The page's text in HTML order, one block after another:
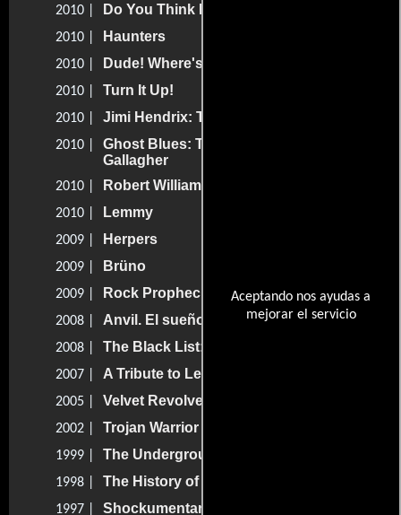
Aceptando nos ayudas a
mejorar el servicio
2010 | Do You Think I'm a Joke?
2010 | Haunters
2010 | Dude! Where's My Music?
2010 | Turn It Up!
2010 | Jimi Hendrix: The Guitar Hero
2010 |
Ghost Blues: The Story of Rory
Gallagher
2010 | Robert Williams Mr. Bitchin'
2010 | Lemmy
2009 | Herpers
2009 | Brüno
2009 | Rock Prophecies
2008 | Anvil. El sueño de una banda de rock
2008 | The Black List: Volume One
2007 | A Tribute to Les Paul
2005 | Velvet Revolver: Live in Houston
2002 | Trojan Warrior
1999 | The Underground Comedy Movie
1998 | The History of Pinball
1997 | Shockumentary